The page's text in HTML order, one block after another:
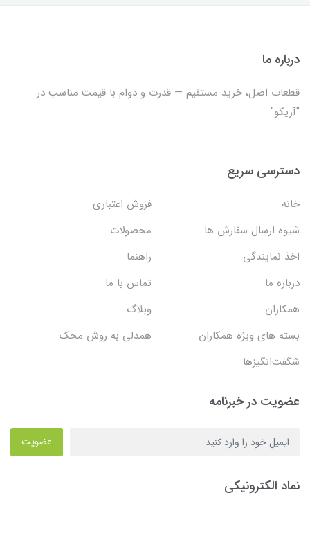
درباره ما
قطعات اصل، خرید مستقیم — قدرت و دوام با قیمت مناسب در
"آریکو"
دسترسی سریع
خانه
فروش اعتباری
شیوه ارسال سفارش ها
محصولات
اخذ نمایندگی
راهنما
درباره ما
تماس با ما
همکاران
وبلاگ
بسته های ویژه همکاران
همدلی به روش محک
شگفت‌انگیزها
عضویت در خبرنامه
عضویت
نماد الکترونیکی